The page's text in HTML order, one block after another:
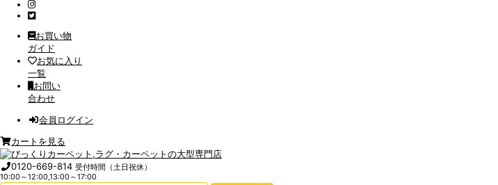
お買い物
ガイド
お気に入り
一覧
お問い
合わせ
会員ログイン
カートを見る
0120-669-814受付時間（土日祝休）
10:00～12:00,13:00～17:00